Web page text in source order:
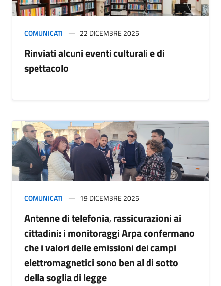
COMUNICATI 22 DICEMBRE 2025
Rinviati alcuni eventi culturali e di
spettacolo
COMUNICATI 19 DICEMBRE 2025
Antenne di telefonia, rassicurazioni ai
cittadini: i monitoraggi Arpa confermano
che i valori delle emissioni dei campi
elettromagnetici sono ben al di sotto
della soglia di legge